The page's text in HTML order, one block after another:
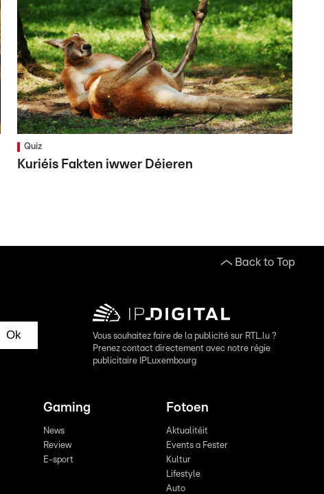
Quiz
Kuriéis Fakten iwwer Déieren
Back to Top
Ok
Vous souhaitez faire de la publicité sur RTL.lu ?
Prenez contact directement avec notre régie
publicitaire IPLuxembourg
Gaming
News
Review
E-sport
Fotoen
Aktualitéit
Events a Fester
Kultur
Lifestyle
Auto